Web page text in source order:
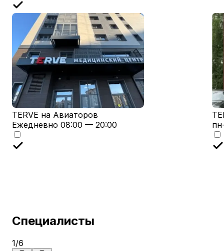
TERVE на Авиаторов
Ежедневно 08:00 — 20:00
Специалисты
1/6